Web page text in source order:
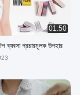
01:50
ব্যবসা প্রচারমূলক উপহার